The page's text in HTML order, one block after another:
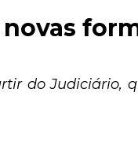
do Judiciário,